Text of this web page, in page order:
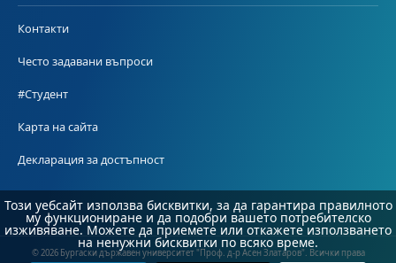
Контакти
Често задавани въпроси
#Студент
Карта на сайта
Декларация за достъпност
© 2026 Бургаски държавен университет "Проф. д-р Асен Златаров". Всички права
Този уебсайт използва бисквитки, за да гарантира правилното
му функциониране и да подобри вашето потребителско
изживяване. Можете да приемете или откажете използването
на ненужни бисквитки по всяко време.